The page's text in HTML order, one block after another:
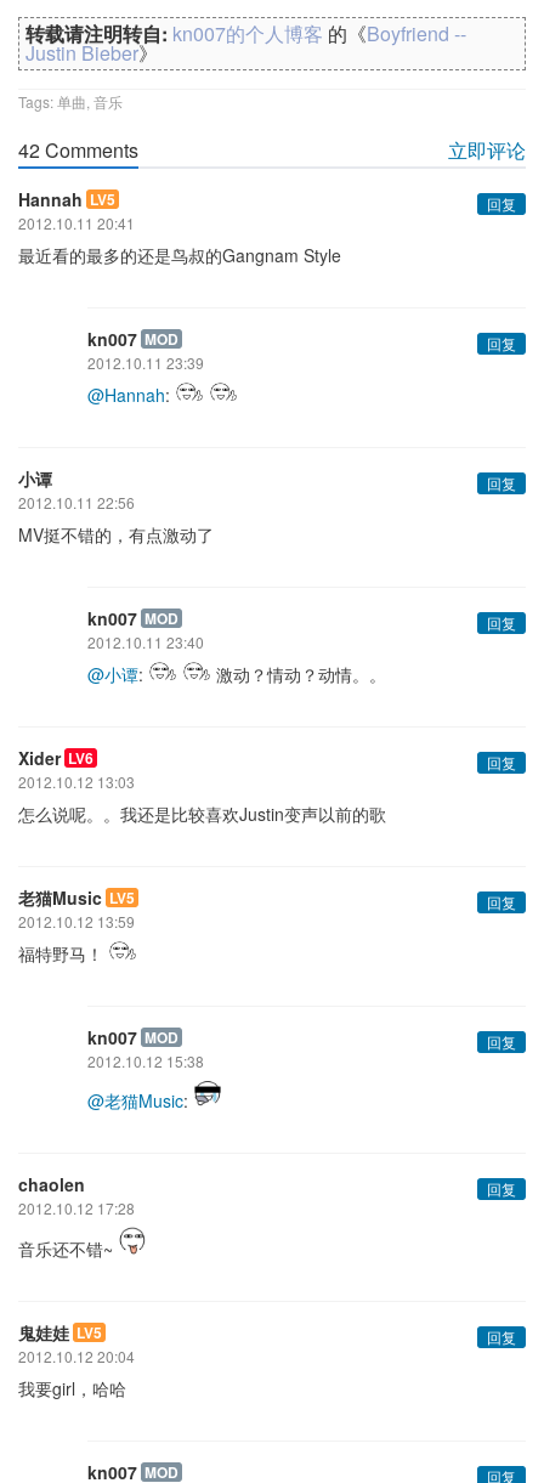
转载请注明转自: kn007的个人博客 的《Boyfriend --
Justin Bieber》
Tags:单曲 音乐
42 Comments 立即评论
Hannah LV5
回复
2012.10.11 20:41
最近看的最多的还是鸟叔的Gangnam Style
kn007 MOD
回复
2012.10.11 23:39
@Hannah:
小谭
回复
2012.10.11 22:56
MV挺不错的，有点激动了
kn007 MOD
回复
2012.10.11 23:40
@小谭: 激动？情动？动情。。
Xider LV6
回复
2012.10.12 13:03
怎么说呢。。我还是比较喜欢Justin变声以前的歌
老猫Music LV5
回复
2012.10.12 13:59
福特野马！
kn007 MOD
回复
2012.10.12 15:38
@老猫Music:
chaolen
回复
2012.10.12 17:28
音乐还不错~
鬼娃娃 LV5
回复
2012.10.12 20:04
我要girl，哈哈
kn007 MOD
回复